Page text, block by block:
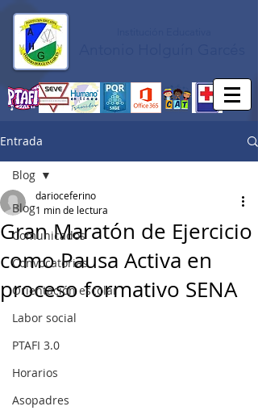
Entrada
Blog
Comunicados
Convocatorias
Orientación escolar
Labor social
PTAFI 3.0
Horarios
Asopadres
Blog
Gran Maratón de Ejercicio
como Pausa Activa en
proceso formativo SENA
darioceferino
1 min de lectura